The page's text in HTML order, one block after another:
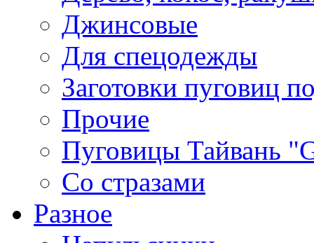
Джинсовые
Для спецодежды
Заготовки пуговиц
Прочие
Пуговицы Тайвань
Со стразами
Разное